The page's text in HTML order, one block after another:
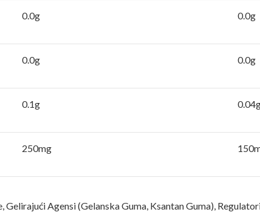
0.0g 0.0g
0.0g 0.0g
0.1g
250mg
Agensi (Gelanska Guma, Ksantan Guma),